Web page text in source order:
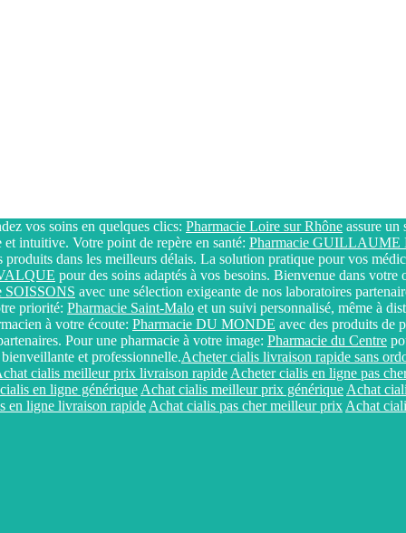
vos soins en quelques clics: Pharmacie Loire sur Rhône assure un
intuitive. Votre point de repère en santé: Pharmacie
dans les meilleurs délais. La solution pratique pour vos
pour des soins adaptés à vos besoins. Bienvenue dans
SOISSONS avec une sélection exigeante de nos laboratoires
priorité: Pharmacie Saint-Malo et un suivi personnalisé, même à
à votre écoute: Pharmacie DU MONDE avec des produits de
Pour une pharmacie à votre image: Pharmacie du Centre
et professionnelle.Acheter cialis livraison rapide sans
cialis meilleur prix livraison rapide Acheter cialis en ligne pas
en ligne générique Achat cialis meilleur prix générique Achat
en ligne livraison rapide Achat cialis pas cher meilleur prix Achat